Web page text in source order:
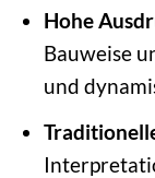
Hohe
Bauweise
und